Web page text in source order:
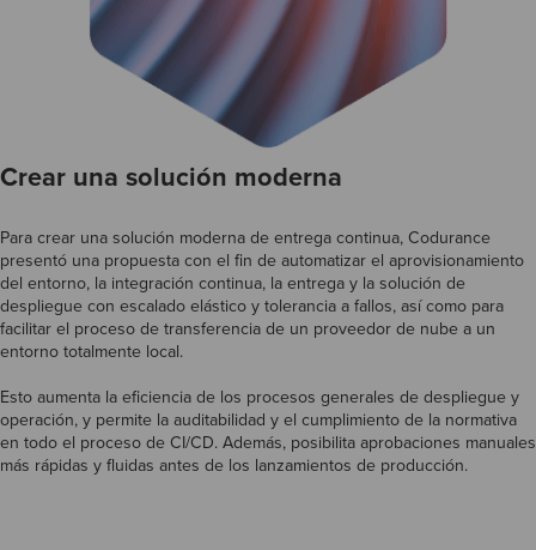
Crear una solución moderna
Para crear una solución moderna de entrega continua, Codurance
presentó una propuesta con el fin de automatizar el aprovisionamiento
del entorno, la integración continua, la entrega y la solución de
despliegue con escalado elástico y tolerancia a fallos, así como para
facilitar el proceso de transferencia de un proveedor de nube a un
entorno totalmente local.
Esto aumenta la eficiencia de los procesos generales de despliegue y
operación, y permite la auditabilidad y el cumplimiento de la normativa
en todo el proceso de CI/CD. Además, posibilita aprobaciones manuales
más rápidas y fluidas antes de los lanzamientos de producción.